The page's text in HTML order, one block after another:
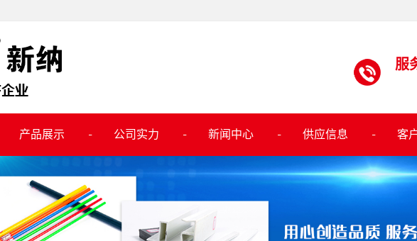
服
产品展示 公司实力 新闻中心 供应信息 客